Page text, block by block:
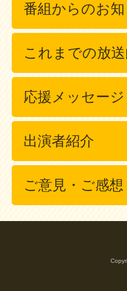
番組からのお
これまでの放
応援メッセージ
出演者紹介
ご意見・ご感想